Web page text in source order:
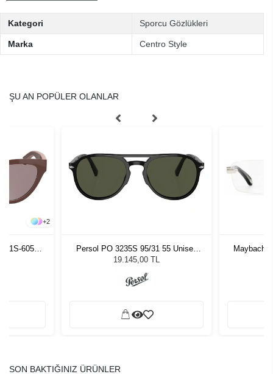
Kategori Sporcu Gözlükleri
Marka Centro Style
ŞU AN POPÜLER OLANLAR
+2
605
Persol PO 3235S 95/31 55 Unisex
Güneş Gözlüğü
19.145,00 TL
Maybach
SON BAKTIĞINIZ ÜRÜNLER